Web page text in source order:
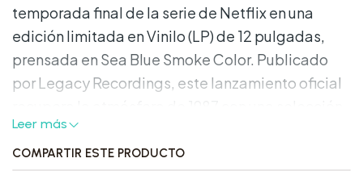
temporada final de la serie de Netflix en una
edición limitada en Vinilo (LP) de 12 pulgadas,
prensada en Sea Blue Smoke Color. Publicado
por Legacy Recordings, este lanzamiento oficial
de temas reconocibles dentro del universo de la
serie.
Leer más
COMPARTIR ESTE PRODUCTO